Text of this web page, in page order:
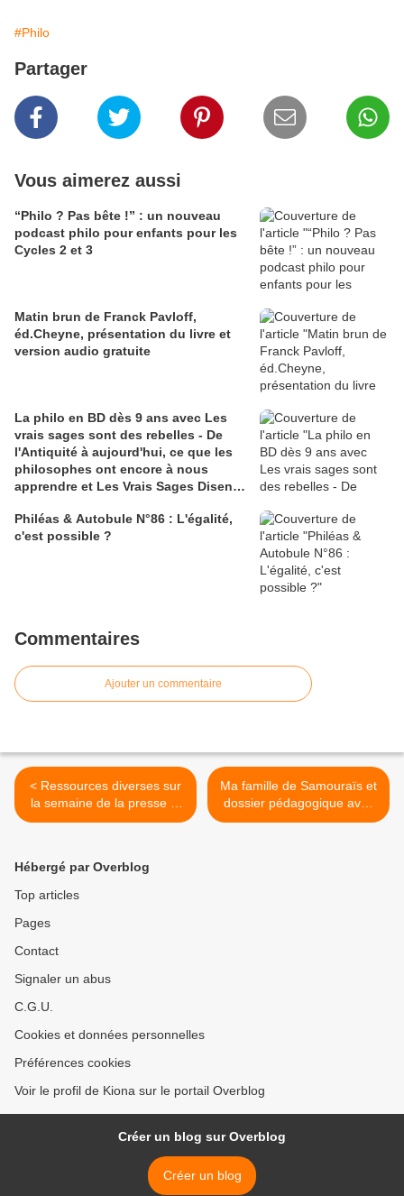
#Philo
Partager
Vous aimerez aussi
“Philo ? Pas bête !” : un nouveau
podcast philo pour enfants pour les
Cycles 2 et 3
Matin brun de Franck Pavloff,
éd.Cheyne, présentation du livre et
version audio gratuite
La philo en BD dès 9 ans avec Les
vrais sages sont des rebelles - De
l'Antiquité à aujourd'hui, ce que les
philosophes ont encore à nous
apprendre et Les Vrais Sages Disent
Lutter contre les Préjugés...
Philéas & Autobule N°86 : L'égalité,
c'est possible ?
Commentaires
Ajouter un commentaire
< Ressources diverses sur
la semaine de la presse et
des médias à l’école Thème
Ma famille de Samouraïs et
dossier pédagogique avec
Gebeka >
Hébergé par Overblog
Top articles
Pages
Contact
Signaler un abus
C.G.U.
Cookies et données personnelles
Préférences cookies
Voir le profil de Kiona sur le portail Overblog
Créer un blog sur Overblog
Créer un blog